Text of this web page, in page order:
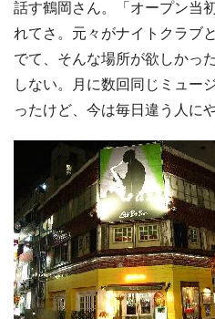
話す鶴岡さん。「オープン当
れてさ。元々がナイトクラブ
でて、そんな場所が欲しかっ
しない。月に数回同じミュー
ったけど、今は毎日違う人に